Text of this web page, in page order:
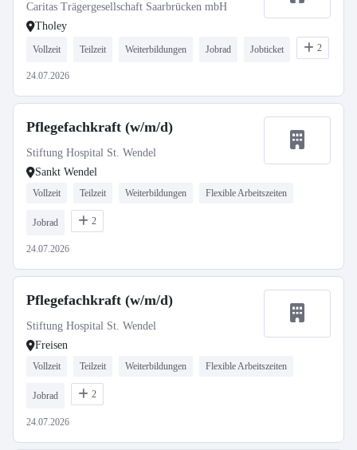
Caritas Trägergesellschaft Saarbrücken mbH
Tholey
Vollzeit Teilzeit Weiterbildungen Jobrad Jobticket 2
24.07.2026
Pflegefachkraft (w/m/d)
Stiftung Hospital St. Wendel
Sankt Wendel
Vollzeit Teilzeit Weiterbildungen Flexible Arbeitszeiten
Jobrad 2
24.07.2026
Pflegefachkraft (w/m/d)
Stiftung Hospital St. Wendel
Freisen
Vollzeit Teilzeit Weiterbildungen Flexible Arbeitszeiten
Jobrad 2
24.07.2026